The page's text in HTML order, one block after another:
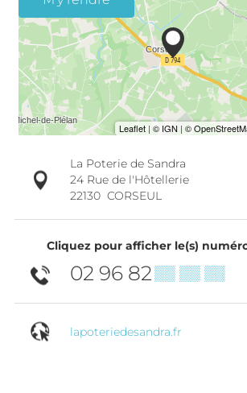
La Poterie de Sandra
24 Rue de l'Hôtellerie
22130 CORSEUL
Cliquez pour afficher le(s)
02 96 82▒▒ ▒▒ ▒▒
lapoteriedesandra.fr